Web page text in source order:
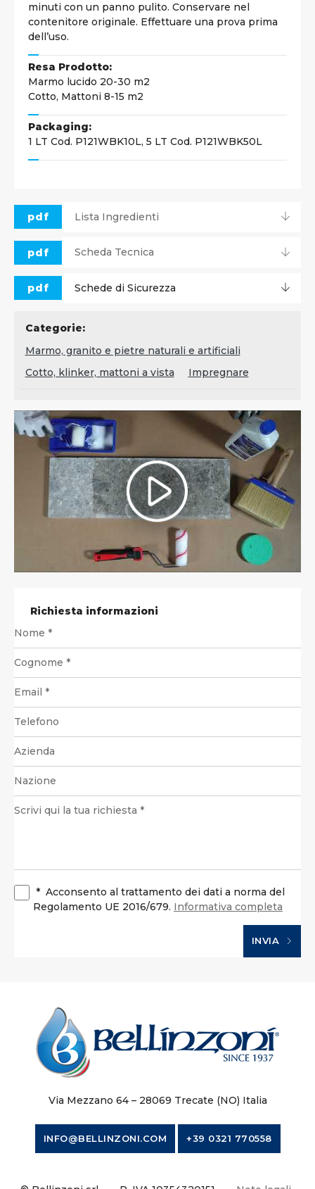
minuti con un panno pulito. Conservare nel
contenitore originale. Effettuare una prova prima
dell’uso.
Resa Prodotto:
Marmo lucido 20-30 m2
Cotto, Mattoni 8-15 m2
Packaging:
1 LT Cod. P121WBK10L, 5 LT Cod. P121WBK50L
pdf Lista Ingredienti
pdf Scheda Tecnica
pdf Schede di Sicurezza
Categorie:
Marmo, granito e pietre naturali e artificiali
Cotto, klinker, mattoni a vista
Impregnare
Richiesta informazioni
* Acconsento al trattamento dei dati a norma del
Regolamento UE 2016/679. Informativa completa
INVIA
Via Mezzano 64 – 28069 Trecate (NO) Italia
INFO@BELLINZONI.COM +39 0321 770558